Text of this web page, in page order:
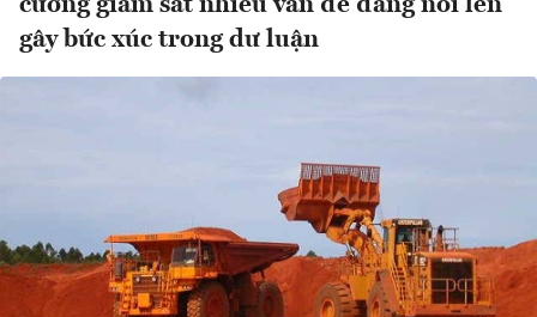
cường giám sát nhiều vấn đề đang nổi lên
gây bức xúc trong dư luận